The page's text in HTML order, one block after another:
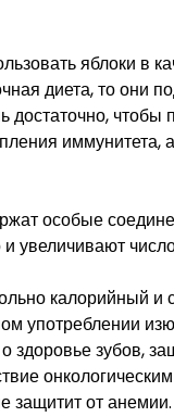
яблоки в
диета, то они
достаточно,
особые
увеличивают
калорийный и
употреблении
о здоровье зубов,
защитит от анемии.